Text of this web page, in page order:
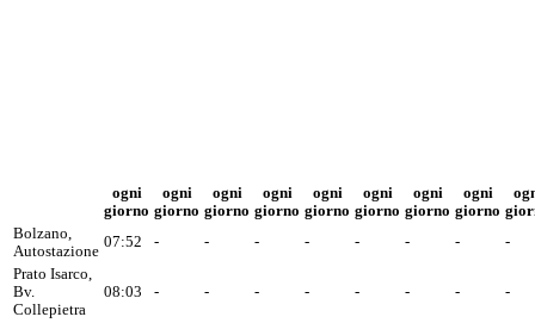
ogni
giorno
ogni
giorno
ogni
giorno
ogni
giorno
ogni
giorno
ogni
giorno
ogni
giorno
ogni
giorno
Bolzano,
Autostazione
07:52 - - - - - - -
-
Prato Isarco,
Bv.
Collepietra
08:03 - - - - - - - -